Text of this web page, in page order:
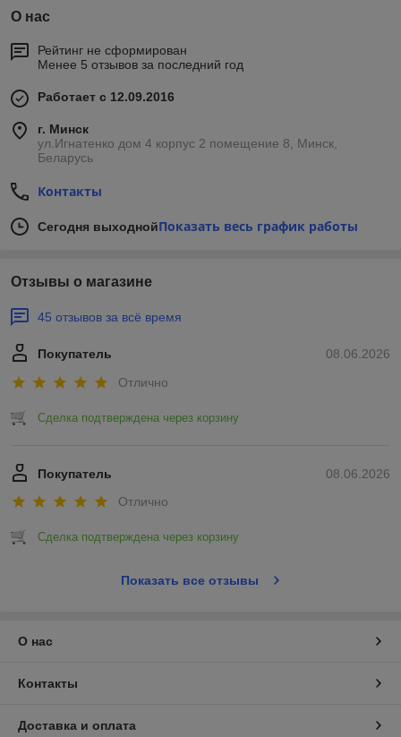
О нас
Рейтинг не сформирован
Менее 5 отзывов за последний год
Работает с 12.09.2016
г. Минск
ул.Игнатенко дом 4 корпус 2 помещение 8, Минск,
Беларусь
Контакты
Сегодня выходнойПоказать весь график работы
Отзывы о магазине
45 отзывов за всё время
08.06.2026
Покупатель
Отлично
Сделка подтверждена через корзину
08.06.2026
Покупатель
Отлично
Сделка подтверждена через корзину
Показать все отзывы
О нас
Контакты
Доставка и оплата